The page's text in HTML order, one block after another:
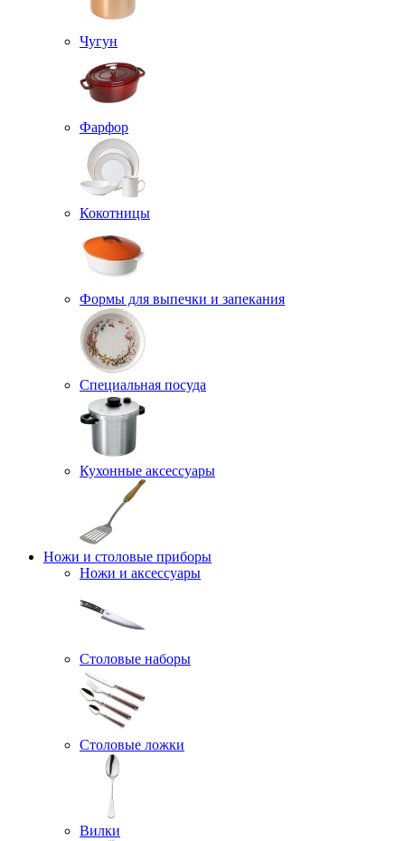
Чугун
Фарфор
Кокотницы
Формы для выпечки и запекания
Специальная посуда
Кухонные аксессуары
Ножи и столовые приборы
Ножи и аксессуары
Столовые наборы
Столовые ложки
Вилки